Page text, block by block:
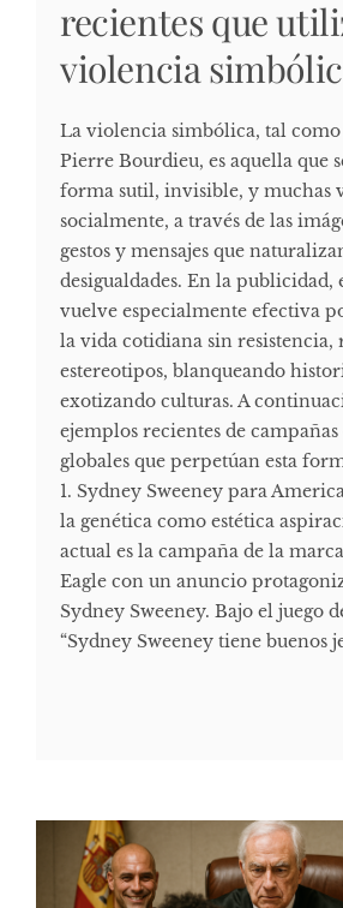
recientes que
violencia
La violencia simbólica, tal
Pierre Bourdieu, es aquella que
forma sutil, invisible, y muchas
socialmente, a través de las
gestos y mensajes que
desigualdades. En la publicidad,
vuelve especialmente efectiva
la vida cotidiana sin resistencia,
estereotipos, blanqueando
exotizando culturas. A
ejemplos recientes de campañas
globales que perpetúan esta
1. Sydney Sweeney para
la genética como estética
actual es la campaña de la
Eagle con un anuncio
Sydney Sweeney. Bajo el juego
“Sydney Sweeney tiene buenos